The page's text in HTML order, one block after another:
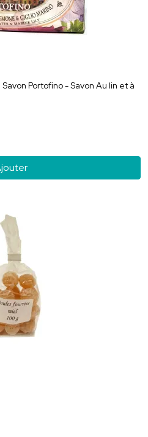
Portofino - Savon Au lin et à